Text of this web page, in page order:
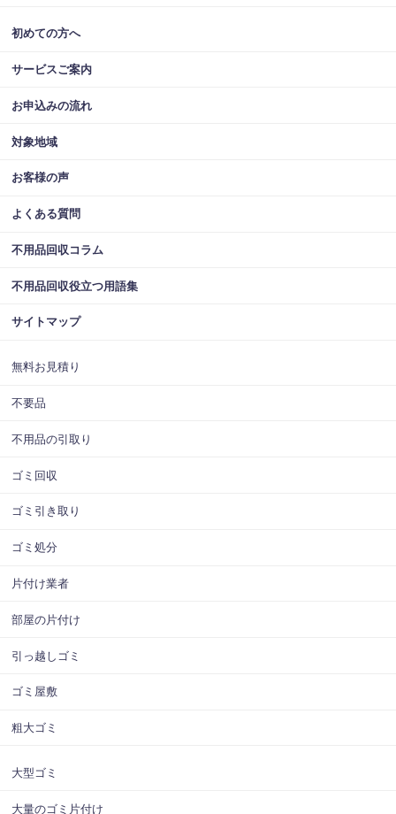
初めての方へ
サービスご案内
お申込みの流れ
対象地域
お客様の声
よくある質問
不用品回収コラム
不用品回収役立つ用語集
サイトマップ
無料お見積り
不要品
不用品の引取り
ゴミ回収
ゴミ引き取り
ゴミ処分
片付け業者
部屋の片付け
引っ越しゴミ
ゴミ屋敷
粗大ゴミ
大型ゴミ
大量のゴミ片付け